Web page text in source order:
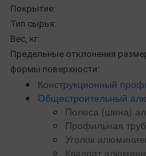
Покрытие:
Тип сырья:
Вес, кг:
Предельные отклонения
формы поверхности:
Конструкционный
Общестроительный
Полоса (шина)
Профильная
Уголок
Квадрат